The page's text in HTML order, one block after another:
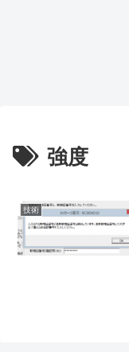
強度
技術